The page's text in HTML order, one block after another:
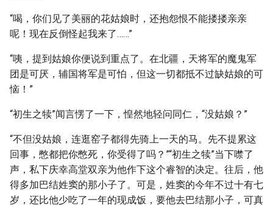
“喝，你们见了美丽的花姑娘时，还抱怨恨不能搂搂亲亲
呢！现在反倒怪起我来了……”
“咦，提到姑娘你便说到重点了。在北疆，天将军的魔鬼军
团是可厌，辅国将军是可怕，但这一切都抵不过缺姑娘的可
恼！”
“初生之犊”闻言愣了一下，惶然地轻问同仁，“没姑娘？”
“不但没姑娘，连逛窑子都得先骑上一天的马。先不提累这
回事，憋都把你憋死，你受得了吗？”“初生之犊”当下噤了
声，私下庆幸高堂双亲为他作下这个睿智的决定。往后，他
得多加巴结姓窦的那小子了。可是，姓窦的今年不过十有七
岁，还比他少吃了一年的现成饭，要他去巴结那小子，可真